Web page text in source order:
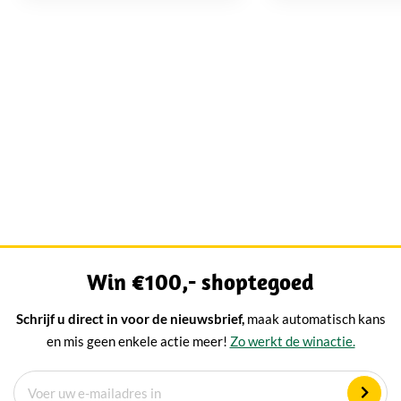
Win €100,- shoptegoed
Schrijf u direct in voor de nieuwsbrief, maak automatisch kans
en mis geen enkele actie meer! Zo werkt de winactie.